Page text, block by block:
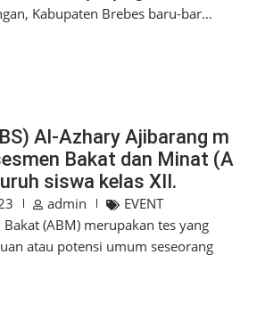
Kabupaten Brebes baru-bar…
Al-Azhary Ajibarang m
Bakat dan Minat (A
siswa kelas XII.
admin
EVENT
(ABM) merupakan tes yang
atau potensi umum seseorang